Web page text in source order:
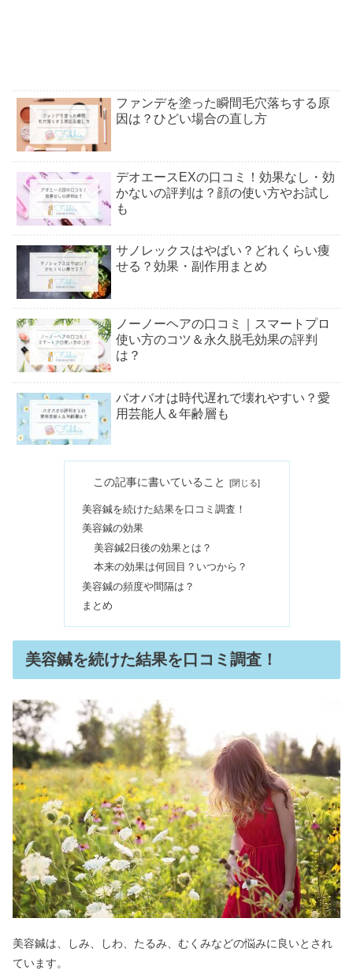
ファンデを塗った瞬間毛穴落ちする原
因は？ひどい場合の直し方
デオエースEXの口コミ！効果なし・効
かないの評判は？顔の使い方やお試し
も
サノレックスはやばい？どれくらい痩
せる？効果・副作用まとめ
ノーノーヘアの口コミ｜スマートプロ
使い方のコツ＆永久脱毛効果の評判
は？
バオバオは時代遅れで壊れやすい？愛
用芸能人＆年齢層も
果は？【レーザーフェイシャル】
全粒粉とは体に悪い？パスタがまずい
評判&小麦粉や強力粉との違い
圧は？納豆との合わせも
タグホイヤー30代・40代・50代は恥ず
かしい？芸能人&評判まとめ
サマンサタバサ年齢層は何歳向け？や
ばい&ダサい評判の意味は？
タケオキクチの年齢層ってどうなの？
この記事に書いていること
美容鍼を続けた結果を口コミ調査！
美容鍼の効果
美容鍼2日後の効果とは？
本来の効果は何回目？いつから？
美容鍼の頻度や間隔は？
まとめ
美容鍼を続けた結果を口コミ調査！
美容鍼は、しみ、しわ、たるみ、むくみなどの悩みに良いとされ
ています。